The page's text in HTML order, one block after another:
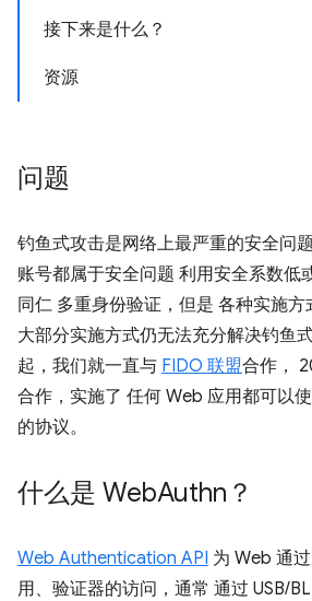
接下来是什么？
资源
问题
钓鱼式攻击是网络上最严重的安全问
账号都属于安全问题 利用安全系数低
同仁 多重身份验证，但是 各种实施
大部分实施方式仍无法充分解决钓鱼
起，我们就一直与 FIDO 联盟合作，
合作，实施了 任何 Web 应用都可以
的协议。
什么是 WebAuthn？
Web Authentication API 为 Web 通
用、验证器的访问，通常 通过 USB/